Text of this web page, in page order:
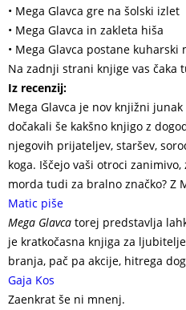
• Mega Glavca gre na šolski izlet
• Mega Glavca in zakleta hiša
• Mega Glavca postane kuharski
Na zadnji strani knjige vas čaka
Iz recenzij:
Mega Glavca je nov knjižni
dočakali še kakšno knjigo z
njegovih prijateljev, staršev,
koga. Iščejo vaši otroci
morda tudi za bralno značko? Z
Matic piše
Mega Glavca torej predstavlja
je kratkočasna knjiga za
branja, pač pa akcije, hitrega
Gaja Kos
Zaenkrat še ni mnenj.